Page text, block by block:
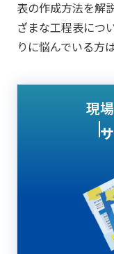
表の作成方法を解
ざまな工程表につ
りに悩んでいる方
現